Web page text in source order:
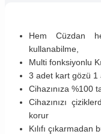
Hem Cüzdan
kullanabilme,
Multi fonksiyonlu
3 adet kart gözü
Cihazınıza %100
Cihazınızı
korur
Kılıfı çıkarmadan